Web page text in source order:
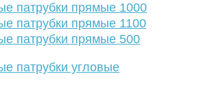
патрубки прямые 1000
патрубки прямые 1100
патрубки прямые 500
патрубки угловые